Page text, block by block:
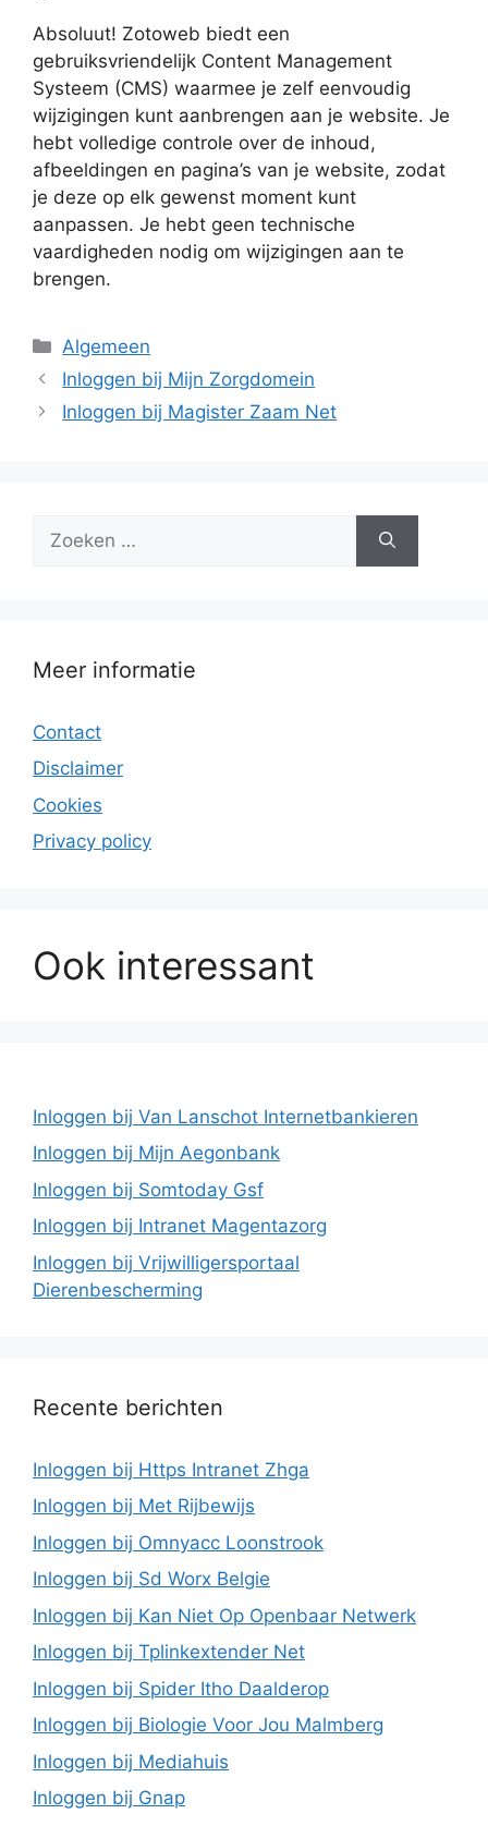
Absoluut! Zotoweb biedt een
gebruiksvriendelijk Content Management
Systeem (CMS) waarmee je zelf eenvoudig
wijzigingen kunt aanbrengen aan je website. Je
hebt volledige controle over de inhoud,
afbeeldingen en pagina’s van je website, zodat
je deze op elk gewenst moment kunt
aanpassen. Je hebt geen technische
vaardigheden nodig om wijzigingen aan te
brengen.
Categorieën
Algemeen
Inloggen bij Mijn Zorgdomein
Inloggen bij Magister Zaam Net
naar:
Meer informatie
Contact
Disclaimer
Cookies
Privacy policy
Ook interessant
Inloggen bij Van Lanschot Internetbankieren
Inloggen bij Mijn Aegonbank
Inloggen bij Somtoday Gsf
Inloggen bij Intranet Magentazorg
Inloggen bij Vrijwilligersportaal
Dierenbescherming
Recente berichten
Inloggen bij Https Intranet Zhga
Inloggen bij Met Rijbewijs
Inloggen bij Omnyacc Loonstrook
Inloggen bij Sd Worx Belgie
Inloggen bij Kan Niet Op Openbaar Netwerk
Inloggen bij Tplinkextender Net
Inloggen bij Spider Itho Daalderop
Inloggen bij Biologie Voor Jou Malmberg
Inloggen bij Mediahuis
Inloggen bij Gnap